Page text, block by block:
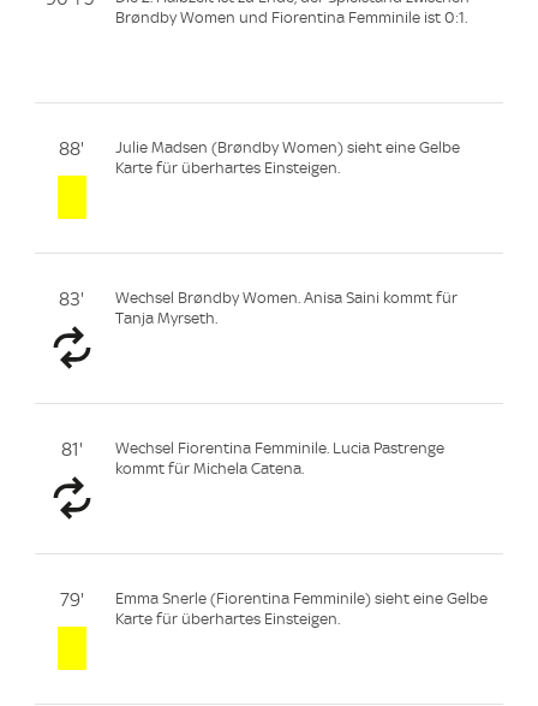
Brøndby Women und Fiorentina Femminile ist 0:1.
88'
Julie Madsen (Brøndby Women) sieht eine Gelbe
Karte für überhartes Einsteigen.
83'
Wechsel Brøndby Women. Anisa Saini kommt für
Tanja Myrseth.
81'
Wechsel Fiorentina Femminile. Lucia Pastrenge
kommt für Michela Catena.
79'
Emma Snerle (Fiorentina Femminile) sieht eine Gelbe
Karte für überhartes Einsteigen.